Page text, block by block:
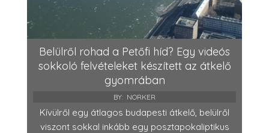
Belülről rohad a Petőfi híd? Egy videós
sokkoló felvételeket készített az átkelő
gyomrában
BY: NORKER
Kívülről egy átlagos budapesti átkelő, belülről
viszont sokkal inkább egy posztapokaliptikus